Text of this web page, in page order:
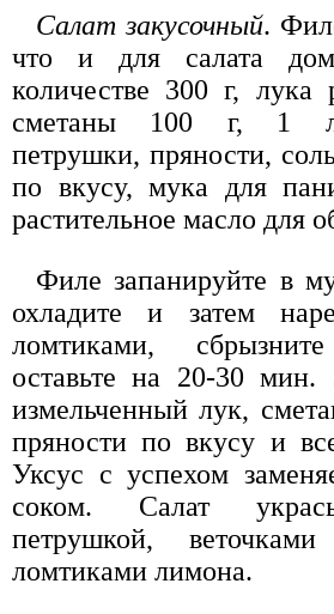
Салат закусочный.
что и для салата
количестве 300 г, лука
сметаны 100 г, 1
петрушки, пряности,
по вкусу, мука для
растительное масло для
Филе запанируйте в
охладите и затем
ломтиками,
оставьте на 20-30 мин.
измельченный лук,
пряности по вкусу и
Уксус с успехом
соком. Салат
петрушкой,
ломтиками лимона.